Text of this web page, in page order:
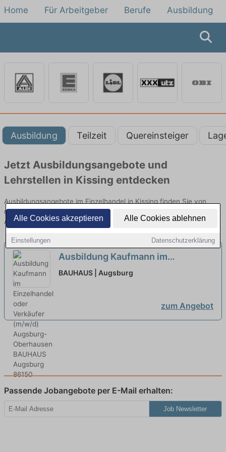
Alle Cookies akzeptieren Alle Cookies ablehnen
Einstellungen Datenschutzerklärung
Home Für Arbeitgeber Berufe Ausbildung
Ausbildung Teilzeit Quereinsteiger
Jetzt Ausbildungsangebote und
Lehrstellen in Kissing entdecken
Ausbildungsangebote im Einzelhandel in Kissing finden Sie von
namhaften Firmen. Entdecken Sie freie Optionen von Top-
Arbeitgebern und bewerben Sie sich noch heute.
Ausbildung Kaufmann im
Einzelhandel oder Verkäufer
BAUHAUS | Augsburg
zum Angebot
Passende Jobangebote per E-Mail erhalten:
Job Newsletter